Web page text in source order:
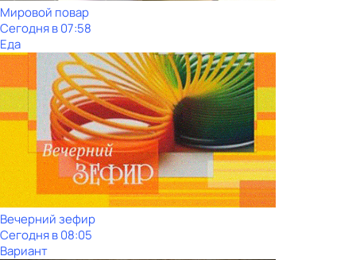
Мировой повар
Сегодня в 07:58
Еда
Вечерний зефир
Сегодня в 08:05
Вариант